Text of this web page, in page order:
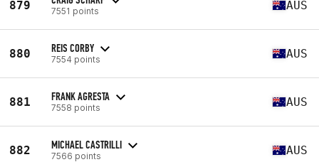
879 7551 points AUS
880 REIS CORBY
7554 points AUS
881 FRANK AGRESTA
7558 points AUS
882 MICHAEL CASTRILLI
7566 points AUS